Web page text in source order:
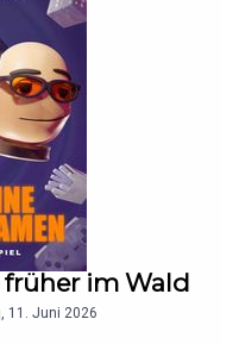
im Wald
11. Juni 2026